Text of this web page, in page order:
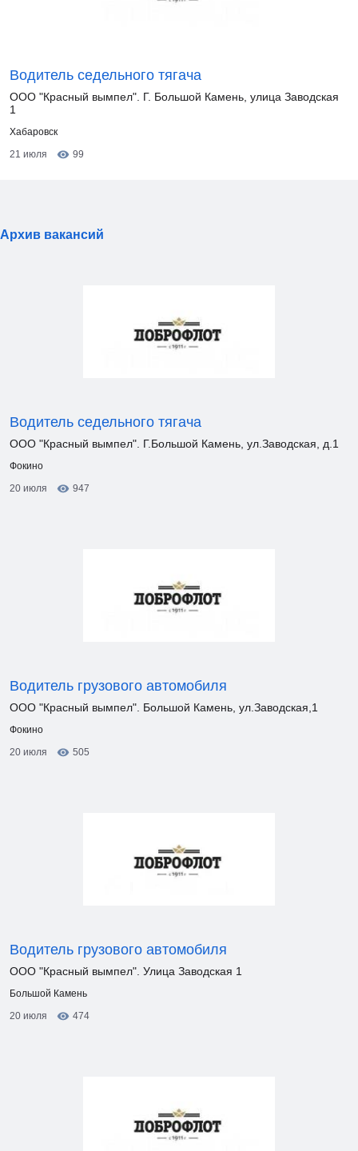
Водитель седельного тягача
ООО "Красный вымпел". Г. Большой Камень, улица Заводская
1
Хабаровск
21 июля
99
Архив вакансий
Водитель седельного тягача
ООО "Красный вымпел". Г.Большой Камень, ул.Заводская, д.1
Фокино
20 июля
947
Водитель грузового автомобиля
ООО "Красный вымпел". Большой Камень, ул.Заводская,1
Фокино
20 июля
505
Водитель грузового автомобиля
ООО "Красный вымпел". Улица Заводская 1
Большой Камень
20 июля
474